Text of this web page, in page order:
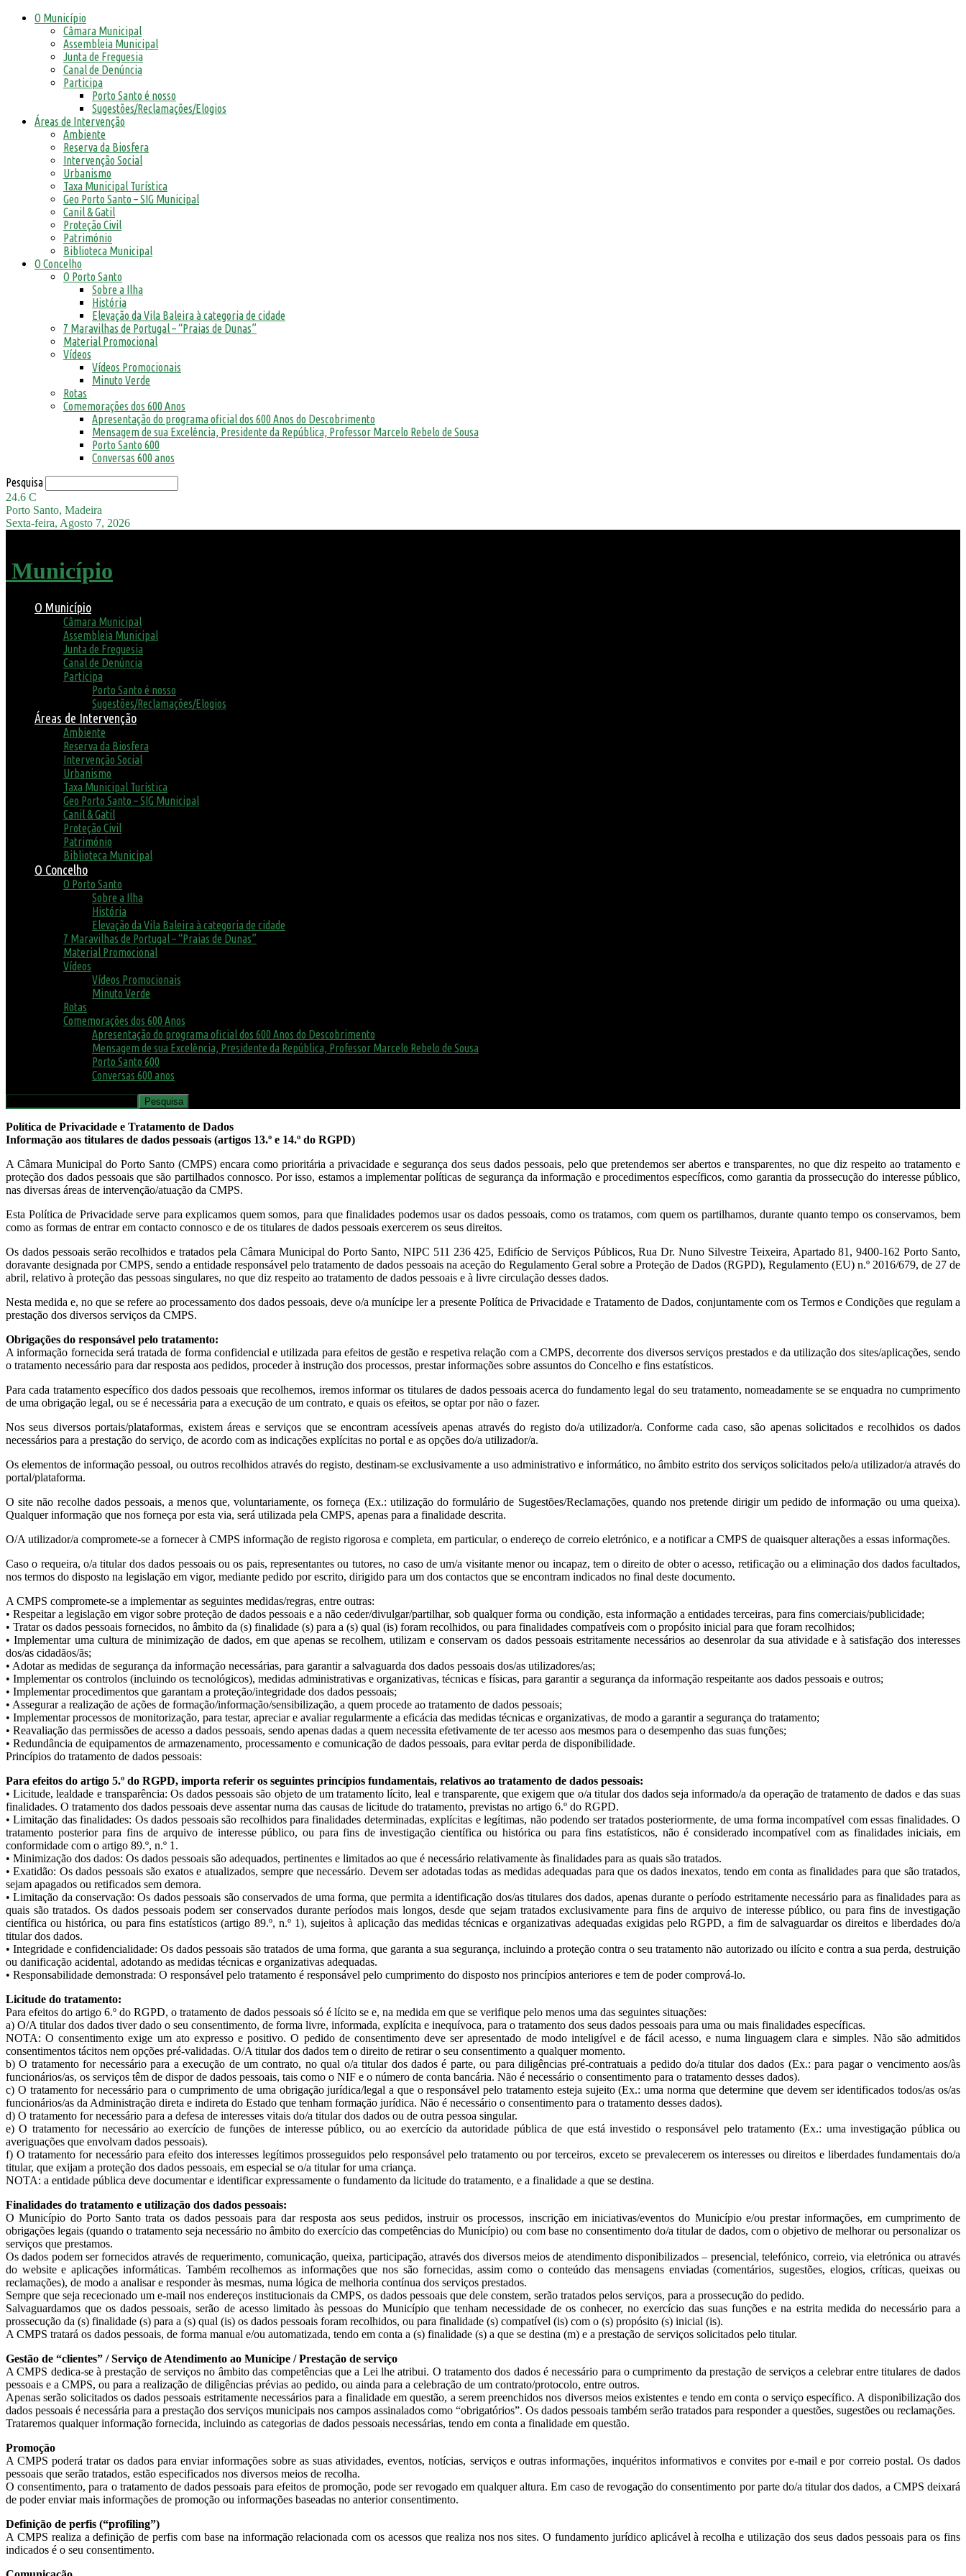
O Município
Câmara Municipal
Assembleia Municipal
Junta de Freguesia
Canal de Denúncia
Participa
Porto Santo é nosso
Sugestões/Reclamações/Elogios
Áreas de Intervenção
Ambiente
Reserva da Biosfera
Intervenção Social
Urbanismo
Taxa Municipal Turística
Geo Porto Santo – SIG Municipal
Canil & Gatil
Proteção Civil
Património
Biblioteca Municipal
O Concelho
O Porto Santo
Sobre a Ilha
História
Elevação da Vila Baleira à categoria de cidade
7 Maravilhas de Portugal – “Praias de Dunas”
Material Promocional
Vídeos
Vídeos Promocionais
Minuto Verde
Rotas
Comemorações dos 600 Anos
Apresentação do programa oficial dos 600 Anos do Descobrimento
Mensagem de sua Excelência, Presidente da República, Professor Marcelo Rebelo de Sousa
Porto Santo 600
Conversas 600 anos
Pesquisa
24.6 C
Porto Santo, Madeira
Sexta-feira, Agosto 7, 2026
Município
O Município
Câmara Municipal
Assembleia Municipal
Junta de Freguesia
Canal de Denúncia
Participa
Porto Santo é nosso
Sugestões/Reclamações/Elogios
Áreas de Intervenção
Ambiente
Reserva da Biosfera
Intervenção Social
Urbanismo
Taxa Municipal Turística
Geo Porto Santo – SIG Municipal
Canil & Gatil
Proteção Civil
Património
Biblioteca Municipal
O Concelho
O Porto Santo
Sobre a Ilha
História
Elevação da Vila Baleira à categoria de cidade
7 Maravilhas de Portugal – “Praias de Dunas”
Material Promocional
Vídeos
Vídeos Promocionais
Minuto Verde
Rotas
Comemorações dos 600 Anos
Apresentação do programa oficial dos 600 Anos do Descobrimento
Mensagem de sua Excelência, Presidente da República, Professor Marcelo Rebelo de Sousa
Porto Santo 600
Conversas 600 anos
Política de Privacidade e Tratamento de Dados
Informação aos titulares de dados pessoais (artigos 13.º e 14.º do RGPD)
A Câmara Municipal do Porto Santo (CMPS) encara como prioritária a privacidade e segurança dos seus dados pessoais, pelo que pretendemos ser abertos e transparentes, no que diz respeito ao tratamento e
proteção dos dados pessoais que são partilhados connosco. Por isso, estamos a implementar políticas de segurança da informação e procedimentos específicos, como garantia da prossecução do interesse público,
nas diversas áreas de intervenção/atuação da CMPS.
Esta Política de Privacidade serve para explicamos quem somos, para que finalidades podemos usar os dados pessoais, como os tratamos, com quem os partilhamos, durante quanto tempo os conservamos, bem
como as formas de entrar em contacto connosco e de os titulares de dados pessoais exercerem os seus direitos.
Os dados pessoais serão recolhidos e tratados pela Câmara Municipal do Porto Santo, NIPC 511 236 425, Edifício de Serviços Públicos, Rua Dr. Nuno Silvestre Teixeira, Apartado 81, 9400-162 Porto Santo,
doravante designada por CMPS, sendo a entidade responsável pelo tratamento de dados pessoais na aceção do Regulamento Geral sobre a Proteção de Dados (RGPD), Regulamento (EU) n.º 2016/679, de 27 de
abril, relativo à proteção das pessoas singulares, no que diz respeito ao tratamento de dados pessoais e à livre circulação desses dados.
Nesta medida e, no que se refere ao processamento dos dados pessoais, deve o/a munícipe ler a presente Política de Privacidade e Tratamento de Dados, conjuntamente com os Termos e Condições que regulam a
prestação dos diversos serviços da CMPS.
Obrigações do responsável pelo tratamento:
A informação fornecida será tratada de forma confidencial e utilizada para efeitos de gestão e respetiva relação com a CMPS, decorrente dos diversos serviços prestados e da utilização dos sites/aplicações, sendo
o tratamento necessário para dar resposta aos pedidos, proceder à instrução dos processos, prestar informações sobre assuntos do Concelho e fins estatísticos.
Para cada tratamento específico dos dados pessoais que recolhemos, iremos informar os titulares de dados pessoais acerca do fundamento legal do seu tratamento, nomeadamente se se enquadra no cumprimento
de uma obrigação legal, ou se é necessária para a execução de um contrato, e quais os efeitos, se optar por não o fazer.
Nos seus diversos portais/plataformas, existem áreas e serviços que se encontram acessíveis apenas através do registo do/a utilizador/a. Conforme cada caso, são apenas solicitados e recolhidos os dados
necessários para a prestação do serviço, de acordo com as indicações explícitas no portal e as opções do/a utilizador/a.
Os elementos de informação pessoal, ou outros recolhidos através do registo, destinam-se exclusivamente a uso administrativo e informático, no âmbito estrito dos serviços solicitados pelo/a utilizador/a através do
portal/plataforma.
O site não recolhe dados pessoais, a menos que, voluntariamente, os forneça (Ex.: utilização do formulário de Sugestões/Reclamações, quando nos pretende dirigir um pedido de informação ou uma queixa).
Qualquer informação que nos forneça por esta via, será utilizada pela CMPS, apenas para a finalidade descrita.
O/A utilizador/a compromete-se a fornecer à CMPS informação de registo rigorosa e completa, em particular, o endereço de correio eletrónico, e a notificar a CMPS de quaisquer alterações a essas informações.
Caso o requeira, o/a titular dos dados pessoais ou os pais, representantes ou tutores, no caso de um/a visitante menor ou incapaz, tem o direito de obter o acesso, retificação ou a eliminação dos dados facultados,
nos termos do disposto na legislação em vigor, mediante pedido por escrito, dirigido para um dos contactos que se encontram indicados no final deste documento.
A CMPS compromete-se a implementar as seguintes medidas/regras, entre outras:
• Respeitar a legislação em vigor sobre proteção de dados pessoais e a não ceder/divulgar/partilhar, sob qualquer forma ou condição, esta informação a entidades terceiras, para fins comerciais/publicidade;
• Tratar os dados pessoais fornecidos, no âmbito da (s) finalidade (s) para a (s) qual (is) foram recolhidos, ou para finalidades compatíveis com o propósito inicial para que foram recolhidos;
• Implementar uma cultura de minimização de dados, em que apenas se recolhem, utilizam e conservam os dados pessoais estritamente necessários ao desenrolar da sua atividade e à satisfação dos interesses
dos/as cidadãos/ãs;
• Adotar as medidas de segurança da informação necessárias, para garantir a salvaguarda dos dados pessoais dos/as utilizadores/as;
• Implementar os controlos (incluindo os tecnológicos), medidas administrativas e organizativas, técnicas e físicas, para garantir a segurança da informação respeitante aos dados pessoais e outros;
• Implementar procedimentos que garantam a proteção/integridade dos dados pessoais;
• Assegurar a realização de ações de formação/informação/sensibilização, a quem procede ao tratamento de dados pessoais;
• Implementar processos de monitorização, para testar, apreciar e avaliar regularmente a eficácia das medidas técnicas e organizativas, de modo a garantir a segurança do tratamento;
• Reavaliação das permissões de acesso a dados pessoais, sendo apenas dadas a quem necessita efetivamente de ter acesso aos mesmos para o desempenho das suas funções;
• Redundância de equipamentos de armazenamento, processamento e comunicação de dados pessoais, para evitar perda de disponibilidade.
Princípios do tratamento de dados pessoais:
Para efeitos do artigo 5.º do RGPD, importa referir os seguintes princípios fundamentais, relativos ao tratamento de dados pessoais:
• Licitude, lealdade e transparência: Os dados pessoais são objeto de um tratamento lícito, leal e transparente, que exigem que o/a titular dos dados seja informado/a da operação de tratamento de dados e das suas
finalidades. O tratamento dos dados pessoais deve assentar numa das causas de licitude do tratamento, previstas no artigo 6.º do RGPD.
• Limitação das finalidades: Os dados pessoais são recolhidos para finalidades determinadas, explícitas e legítimas, não podendo ser tratados posteriormente, de uma forma incompatível com essas finalidades. O
tratamento posterior para fins de arquivo de interesse público, ou para fins de investigação científica ou histórica ou para fins estatísticos, não é considerado incompatível com as finalidades iniciais, em
conformidade com o artigo 89.º, n.º 1.
• Minimização dos dados: Os dados pessoais são adequados, pertinentes e limitados ao que é necessário relativamente às finalidades para as quais são tratados.
• Exatidão: Os dados pessoais são exatos e atualizados, sempre que necessário. Devem ser adotadas todas as medidas adequadas para que os dados inexatos, tendo em conta as finalidades para que são tratados,
sejam apagados ou retificados sem demora.
• Limitação da conservação: Os dados pessoais são conservados de uma forma, que permita a identificação dos/as titulares dos dados, apenas durante o período estritamente necessário para as finalidades para as
quais são tratados. Os dados pessoais podem ser conservados durante períodos mais longos, desde que sejam tratados exclusivamente para fins de arquivo de interesse público, ou para fins de investigação
científica ou histórica, ou para fins estatísticos (artigo 89.º, n.º 1), sujeitos à aplicação das medidas técnicas e organizativas adequadas exigidas pelo RGPD, a fim de salvaguardar os direitos e liberdades do/a
titular dos dados.
• Integridade e confidencialidade: Os dados pessoais são tratados de uma forma, que garanta a sua segurança, incluindo a proteção contra o seu tratamento não autorizado ou ilícito e contra a sua perda, destruição
ou danificação acidental, adotando as medidas técnicas e organizativas adequadas.
• Responsabilidade demonstrada: O responsável pelo tratamento é responsável pelo cumprimento do disposto nos princípios anteriores e tem de poder comprová-lo.
Licitude do tratamento:
Para efeitos do artigo 6.º do RGPD, o tratamento de dados pessoais só é lícito se e, na medida em que se verifique pelo menos uma das seguintes situações:
a) O/A titular dos dados tiver dado o seu consentimento, de forma livre, informada, explícita e inequívoca, para o tratamento dos seus dados pessoais para uma ou mais finalidades específicas.
NOTA: O consentimento exige um ato expresso e positivo. O pedido de consentimento deve ser apresentado de modo inteligível e de fácil acesso, e numa linguagem clara e simples. Não são admitidos
consentimentos tácitos nem opções pré-validadas. O/A titular dos dados tem o direito de retirar o seu consentimento a qualquer momento.
b) O tratamento for necessário para a execução de um contrato, no qual o/a titular dos dados é parte, ou para diligências pré-contratuais a pedido do/a titular dos dados (Ex.: para pagar o vencimento aos/às
funcionários/as, os serviços têm de dispor de dados pessoais, tais como o NIF e o número de conta bancária. Não é necessário o consentimento para o tratamento desses dados).
c) O tratamento for necessário para o cumprimento de uma obrigação jurídica/legal a que o responsável pelo tratamento esteja sujeito (Ex.: uma norma que determine que devem ser identificados todos/as os/as
funcionários/as da Administração direta e indireta do Estado que tenham formação jurídica. Não é necessário o consentimento para o tratamento desses dados).
d) O tratamento for necessário para a defesa de interesses vitais do/a titular dos dados ou de outra pessoa singular.
e) O tratamento for necessário ao exercício de funções de interesse público, ou ao exercício da autoridade pública de que está investido o responsável pelo tratamento (Ex.: uma investigação pública ou
averiguações que envolvam dados pessoais).
f) O tratamento for necessário para efeito dos interesses legítimos prosseguidos pelo responsável pelo tratamento ou por terceiros, exceto se prevalecerem os interesses ou direitos e liberdades fundamentais do/a
titular, que exijam a proteção dos dados pessoais, em especial se o/a titular for uma criança.
NOTA: a entidade pública deve documentar e identificar expressamente o fundamento da licitude do tratamento, e a finalidade a que se destina.
Finalidades do tratamento e utilização dos dados pessoais:
O Município do Porto Santo trata os dados pessoais para dar resposta aos seus pedidos, instruir os processos, inscrição em iniciativas/eventos do Município e/ou prestar informações, em cumprimento de
obrigações legais (quando o tratamento seja necessário no âmbito do exercício das competências do Município) ou com base no consentimento do/a titular de dados, com o objetivo de melhorar ou personalizar os
serviços que prestamos.
Os dados podem ser fornecidos através de requerimento, comunicação, queixa, participação, através dos diversos meios de atendimento disponibilizados – presencial, telefónico, correio, via eletrónica ou através
do website e aplicações informáticas. Também recolhemos as informações que nos são fornecidas, assim como o conteúdo das mensagens enviadas (comentários, sugestões, elogios, críticas, queixas ou
reclamações), de modo a analisar e responder às mesmas, numa lógica de melhoria contínua dos serviços prestados.
Sempre que seja rececionado um e-mail nos endereços institucionais da CMPS, os dados pessoais que dele constem, serão tratados pelos serviços, para a prossecução do pedido.
Salvaguardamos que os dados pessoais, serão de acesso limitado às pessoas do Município que tenham necessidade de os conhecer, no exercício das suas funções e na estrita medida do necessário para a
prossecução da (s) finalidade (s) para a (s) qual (is) os dados pessoais foram recolhidos, ou para finalidade (s) compatível (is) com o (s) propósito (s) inicial (is).
A CMPS tratará os dados pessoais, de forma manual e/ou automatizada, tendo em conta a (s) finalidade (s) a que se destina (m) e a prestação de serviços solicitados pelo titular.
Gestão de “clientes” / Serviço de Atendimento ao Munícipe / Prestação de serviço
A CMPS dedica-se à prestação de serviços no âmbito das competências que a Lei lhe atribui. O tratamento dos dados é necessário para o cumprimento da prestação de serviços a celebrar entre titulares de dados
pessoais e a CMPS, ou para a realização de diligências prévias ao pedido, ou ainda para a celebração de um contrato/protocolo, entre outros.
Apenas serão solicitados os dados pessoais estritamente necessários para a finalidade em questão, a serem preenchidos nos diversos meios existentes e tendo em conta o serviço específico. A disponibilização dos
dados pessoais é necessária para a prestação dos serviços municipais nos campos assinalados como “obrigatórios”. Os dados pessoais também serão tratados para responder a questões, sugestões ou reclamações.
Trataremos qualquer informação fornecida, incluindo as categorias de dados pessoais necessárias, tendo em conta a finalidade em questão.
Promoção
A CMPS poderá tratar os dados para enviar informações sobre as suas atividades, eventos, notícias, serviços e outras informações, inquéritos informativos e convites por e-mail e por correio postal. Os dados
pessoais que serão tratados, estão especificados nos diversos meios de recolha.
O consentimento, para o tratamento de dados pessoais para efeitos de promoção, pode ser revogado em qualquer altura. Em caso de revogação do consentimento por parte do/a titular dos dados, a CMPS deixará
de poder enviar mais informações de promoção ou informações baseadas no anterior consentimento.
Definição de perfis (“profiling”)
A CMPS realiza a definição de perfis com base na informação relacionada com os acessos que realiza nos nos sites. O fundamento jurídico aplicável à recolha e utilização dos seus dados pessoais para os fins
indicados é o seu consentimento.